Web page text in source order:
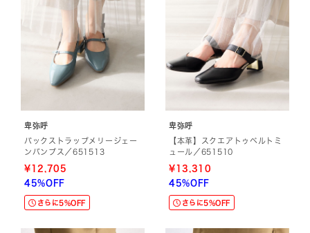
卑弥呼
バックストラップメリージェー
ンパンプス／651513
¥12,705
45%OFF
さらに5%OFF
卑弥呼
【本革】スクエアトゥベルトミ
ュール／651510
¥13,310
45%OFF
さらに5%OFF